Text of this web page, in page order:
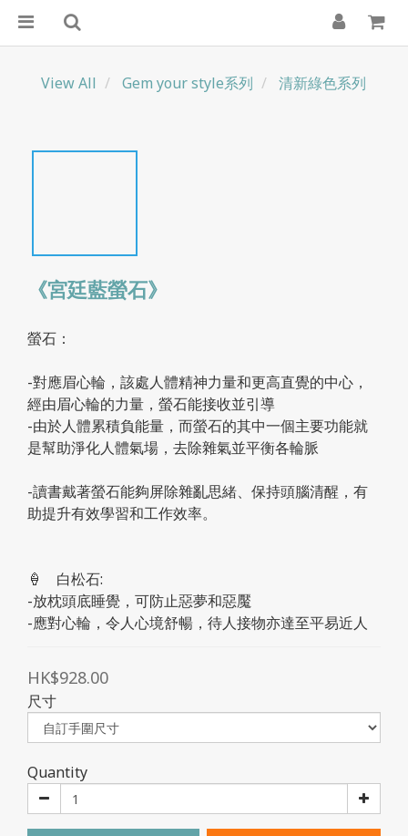
View All Gem your style系列 清新綠色系列
《宮廷藍螢石》
螢石：
-對應眉心輪，該處人體精神力量和更高直覺的中心，
經由眉心輪的力量，螢石能接收並引導
-由於人體累積負能量，而螢石的其中一個主要功能就
是幫助淨化人體氣場，去除雜氣並平衡各輪脈
-讀書戴著螢石能夠屏除雜亂思緒、保持頭腦清醒，有
助提升有效學習和工作效率。
🍦	白松石:
-放枕頭底睡覺，可防止惡夢和惡魘
-應對心輪，令人心境舒暢，待人接物亦達至平易近人
HK$928.00
尺寸
Quantity